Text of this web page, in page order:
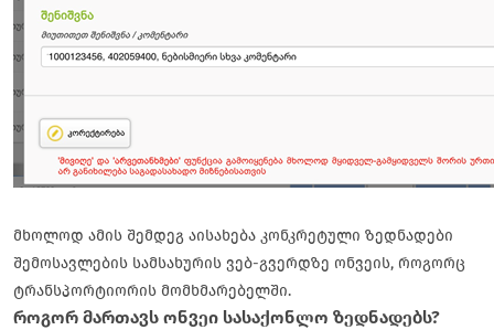
მხოლოდ ამის შემდეგ აისახება კონკრეტული ზედნადები
შემოსავლების სამსახურის ვებ-გვერდზე ონვეის, როგორც
ტრანსპორტიორის მომხმარებელში.
როგორ მართავს ონვეი სასაქონლო ზედნადებს?